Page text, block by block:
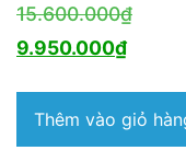
15.600.000₫Giá
9.950.000₫Giá
tại
là:
Thêm vào giỏ